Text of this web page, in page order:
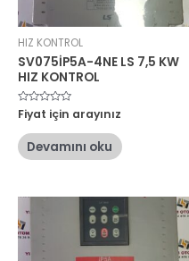
HIZ KONTROL
SV075İP5A-4NE LS 7,5 KW
HIZ KONTROL
5
üzerinden
oy
aldı
Fiyat için arayınız
Devamını oku